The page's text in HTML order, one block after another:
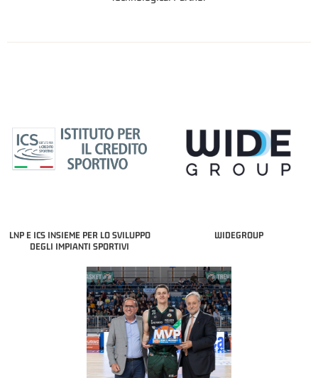
LNP E ICS INSIEME PER LO SVILUPPO
DEGLI IMPIANTI SPORTIVI
WIDEGROUP